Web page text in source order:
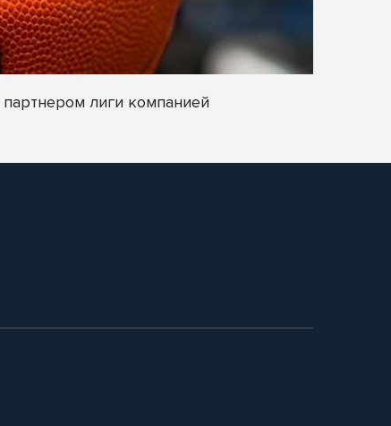
лиги компанией